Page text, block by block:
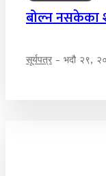
बोल्न नसकेका
सूर्यपत्र - भदौ २९,